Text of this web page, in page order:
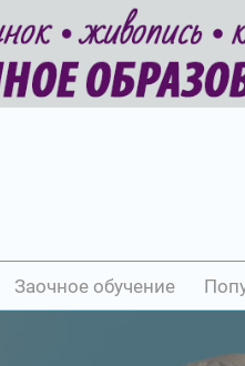
Заочное обучение